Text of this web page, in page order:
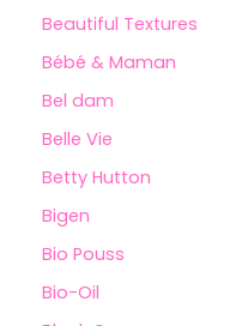
Beautiful Textures
Bébé & Maman
Bel dam
Belle Vie
Betty Hutton
Bigen
Bio Pouss
Bio-Oil